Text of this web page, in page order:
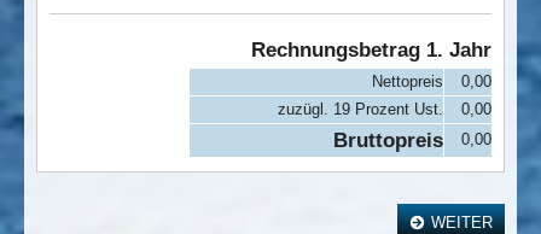
Rechnungsbetrag 1. Jahr
Nettopreis
0,00
zuzügl. 19 Prozent Ust.
0,00
Bruttopreis 0,00
WEITER